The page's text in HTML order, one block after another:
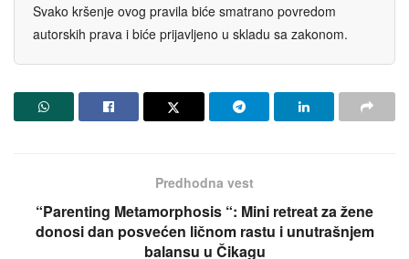
Svako kršenje ovog pravila biće smatrano povredom
autorskih prava i biće prijavljeno u skladu sa zakonom.
Predhodna vest
“Parenting Metamorphosis “: Mini retreat za žene
donosi dan posvećen ličnom rastu i unutrašnjem
balansu u Čikagu